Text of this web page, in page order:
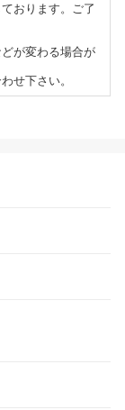
おります。ご了
が変わる場合が
せ下さい。